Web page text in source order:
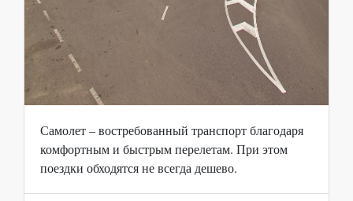
Самолет – востребованный транспорт благодаря
комфортным и быстрым перелетам. При этом
поездки обходятся не всегда дешево.